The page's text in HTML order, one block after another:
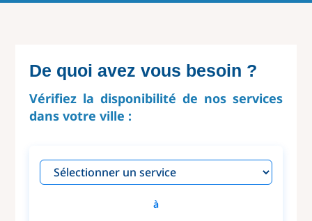
De quoi avez vous besoin ?
Vérifiez la disponibilité de nos services
dans votre ville :
à